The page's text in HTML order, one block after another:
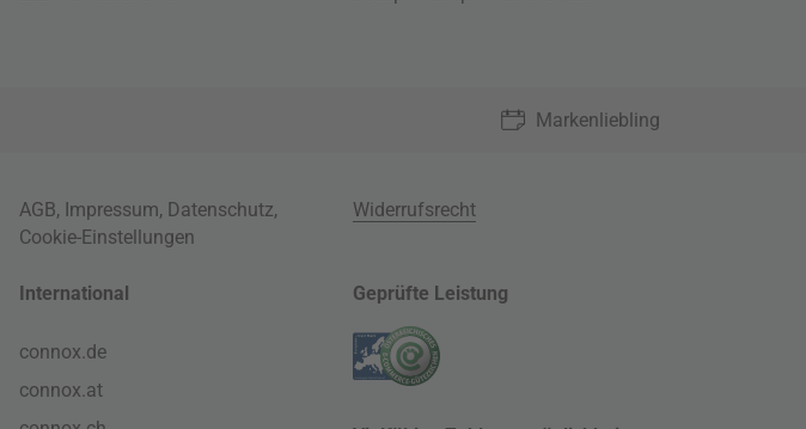
Markenliebling
AGB, Impressum, Datenschutz,
Cookie-Einstellungen
Widerrufsrecht
International
connox.de
connox.at
Geprüfte Leistung